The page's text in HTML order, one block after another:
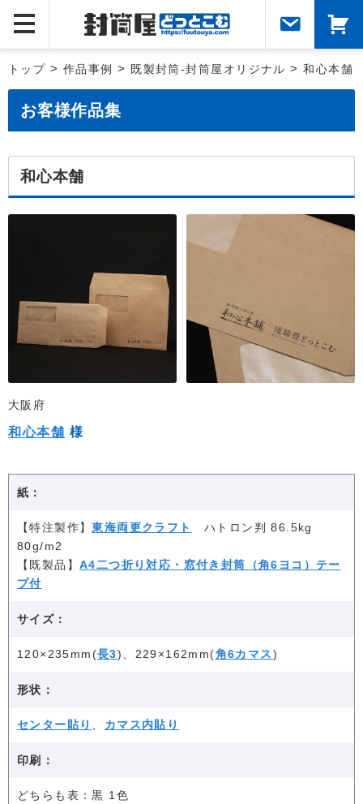
トップ > 作品事例 > 既製封筒-封筒屋オリジナル >和心本舗
お客様作品集
和心本舗
大阪府
和心本舗 様
紙：
【特注製作】東海両更クラフト
ハトロン判 86.5kg
80g/m2
【既製品】A4二つ折り対応・窓付き封筒（角6ヨコ）テー
プ付
サイズ：
120×235mm(長3)、229×162mm(角6カマス)
形状：
センター貼り カマス内貼り
印刷：
どちらも表：黒 1色